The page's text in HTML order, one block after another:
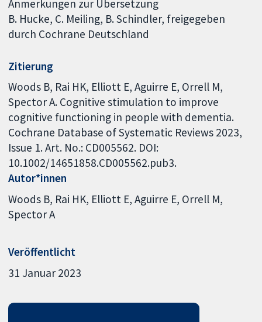
Anmerkungen zur Übersetzung
B. Hucke, C. Meiling, B. Schindler, freigegeben
durch Cochrane Deutschland
Zitierung
Woods B, Rai HK, Elliott E, Aguirre E, Orrell M,
Spector A. Cognitive stimulation to improve
cognitive functioning in people with dementia.
Cochrane Database of Systematic Reviews 2023,
Issue 1. Art. No.: CD005562. DOI:
10.1002/14651858.CD005562.pub3.
Autor*innen
Woods B Rai HK Elliott E Aguirre E Orrell M
Spector A
Veröffentlicht
31 Januar 2023